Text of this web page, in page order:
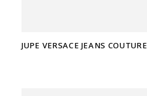
JUPE VERSACE JEANS COUTURE